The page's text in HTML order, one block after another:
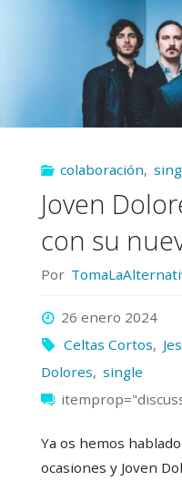
colaboración,
Joven
con su
Por
26 enero 2024
Celtas Cortos,
Dolores, single
Ya os hemos
ocasiones y Joven